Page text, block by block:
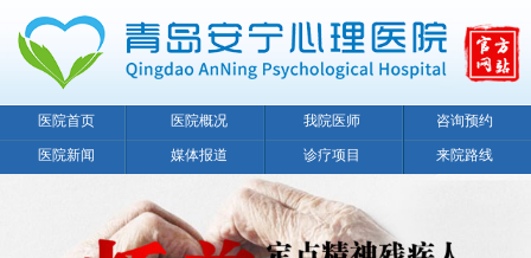
医院首页 医院概况 我院医师 咨询预约
医院新闻 媒体报道 诊疗项目 来院路线